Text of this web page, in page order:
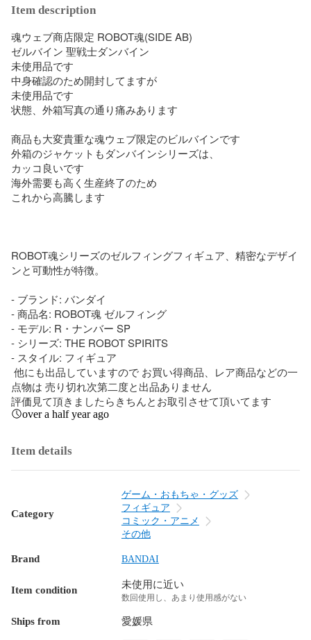
Item description
魂ウェブ商店限定 ROBOT魂(SIDE AB)
ゼルバイン 聖戦士ダンバイン
未使用品です
中身確認のため開封してますが
未使用品です
状態、外箱写真の通り痛みあります
商品も大変貴重な魂ウェブ限定のビルバインです
外箱のジャケットもダンバインシリーズは、
カッコ良いです
海外需要も高く生産終了のため
これから高騰します
ROBOT魂シリーズのゼルフィングフィギュア、精密なデザイ
ンと可動性が特徴。
- ブランド: バンダイ
- 商品名: ROBOT魂 ゼルフィング
- モデル: R・ナンバー SP
- シリーズ: THE ROBOT SPIRITS
- スタイル: フィギュア
点物は 売り切れ次第二度と出品ありません
評価見て頂きましたらきちんとお取引させて頂いてます
over a half year ago
Item details
Category
ゲーム・おもちゃ・グッズ
フィギュア
コミック・アニメ
その他
Brand BANDAI
Item condition 未使用に近い
数回使用し、あまり使用感がない
Ships from 愛媛県